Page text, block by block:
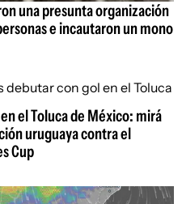
una presunta organización
e incautaron un mono
el Toluca de México: mirá
uruguaya contra el
Cup